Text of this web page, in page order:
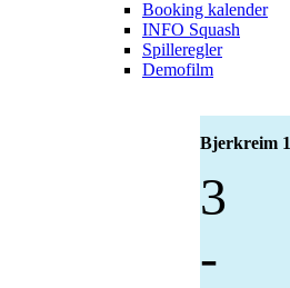
Booking kalender
INFO Squash
Spilleregler
Demofilm
Bjerkreim 1
3
-